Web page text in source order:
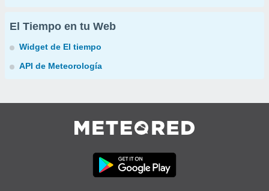
El Tiempo en tu Web
Widget de El tiempo
API de Meteorología